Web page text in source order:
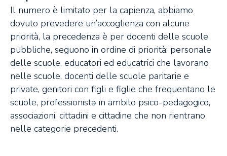
Il numero è limitato per la capienza, abbiamo
dovuto prevedere un’accoglienza con alcune
priorità, la precedenza è per docenti delle scuole
pubbliche, seguono in ordine di priorità: personale
delle scuole, educatori ed educatrici che lavorano
nelle scuole, docenti delle scuole paritarie e
private, genitori con figli e figlie che frequentano le
scuole, professionistə in ambito psico-pedagogico,
associazioni, cittadini e cittadine che non rientrano
nelle categorie precedenti.